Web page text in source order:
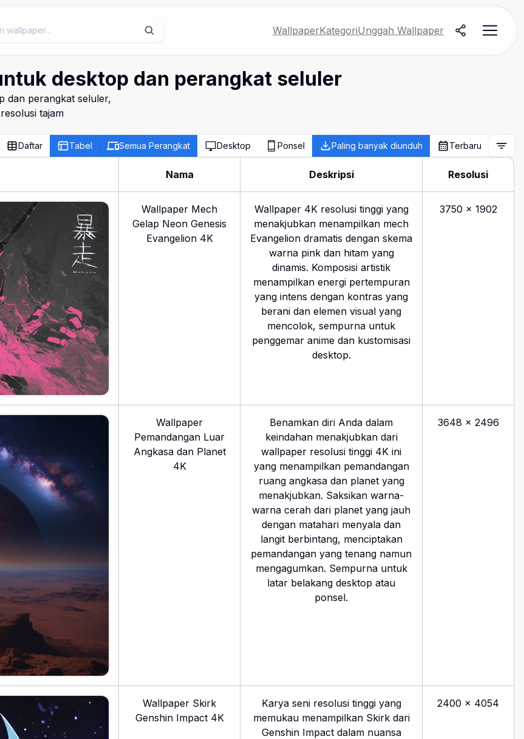
WallpaperKategoriUnggah Wallpaper
desktop dan perangkat seluler
dan perangkat seluler,
tajam
Daftar Tabel Semua Perangkat Desktop Ponsel Paling banyak diunduh Terbaru
Nama Deskripsi Resolusi
Wallpaper Mech
Gelap Neon Genesis
Evangelion 4K
Wallpaper 4K resolusi tinggi yang
menakjubkan menampilkan mech
Evangelion dramatis dengan skema
warna pink dan hitam yang
dinamis. Komposisi artistik
menampilkan energi pertempuran
yang intens dengan kontras yang
berani dan elemen visual yang
mencolok, sempurna untuk
penggemar anime dan kustomisasi
desktop.
3750 × 1902
Wallpaper
Pemandangan Luar
Angkasa dan Planet
4K
Benamkan diri Anda dalam
keindahan menakjubkan dari
wallpaper resolusi tinggi 4K ini
yang menampilkan pemandangan
ruang angkasa dan planet yang
menakjubkan. Saksikan warna-
warna cerah dari planet yang jauh
dengan matahari menyala dan
langit berbintang, menciptakan
pemandangan yang tenang namun
mengagumkan. Sempurna untuk
latar belakang desktop atau
ponsel.
3648 × 2496
Wallpaper Skirk
Genshin Impact 4K
Karya seni resolusi tinggi yang
memukau menampilkan Skirk dari
Genshin Impact dalam nuansa
2400 × 4054